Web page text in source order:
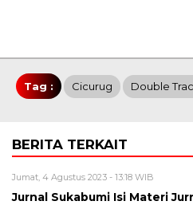
Tag : Cicurug Double
BERITA TERKAIT
Jumat, 4 Agustus 2023 - 13:18 WIB
Jurnal Sukabumi Isi Materi